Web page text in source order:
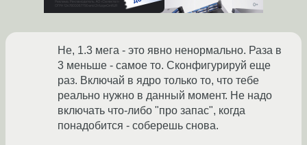
Не, 1.3 мега - это явно ненормально. Раза в
3 меньше - самое то. Сконфигурируй еще
раз. Включай в ядро только то, что тебе
реально нужно в данный момент. Не надо
включать что-либо "про запас", когда
понадобится - соберешь снова.